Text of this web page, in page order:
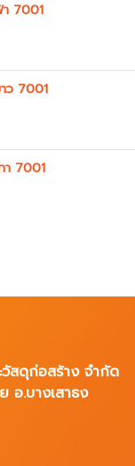
7001
ว 7001
า 7001
สดุก่อสร้าง จำกัด
อ.บางเสาธง